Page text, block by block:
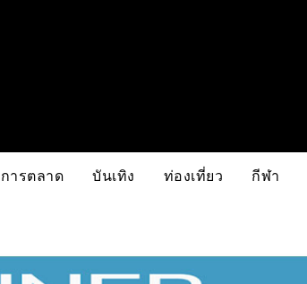
การตลาด บันเทิง ท่องเที่ยว กีฬา